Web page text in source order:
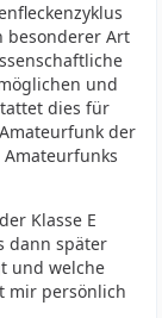
besonderer Art
und
dies für
der
Klasse E
dann später
und welche
mir persönlich